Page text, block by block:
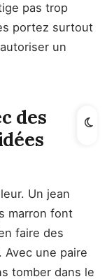
pas trop
portez surtout
un
des
Un jean
marron font
faire des
Avec une paire
tomber dans le